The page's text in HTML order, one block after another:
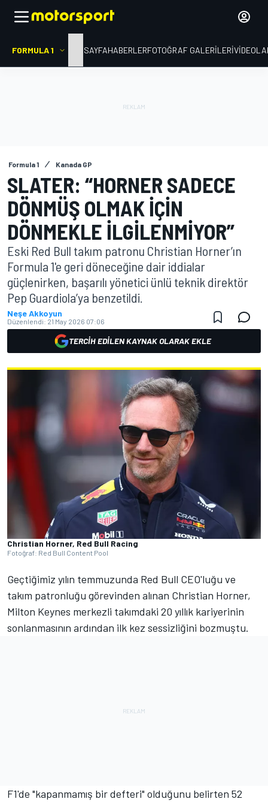
FORMULA 1 ANA SAYFAHABERLERFOTOĞRAF GALERILERI
Formula 1 Kanada GP
SLATER: “HORNER SADECE
DÖNMÜŞ OLMAK IÇIN
DÖNMEKLE ILGILENMIYOR”
Eski Red Bull takım patronu Christian Horner’ın
Formula 1'e geri döneceğine dair iddialar
güçlenirken, başarılı yönetici ünlü teknik direktör
Pep Guardiola’ya benzetildi.
Neşe Akkoyun
Düzenlendi: 21 May 2026 07:06
TERCIH EDILEN KAYNAK OLARAK EKLE
Christian Horner, Red Bull Racing
Fotoğraf: Red Bull Content Pool
Geçtiğimiz yılın temmuzunda Red Bull CEO'luğu ve
takım patronluğu görevinden alınan Christian Horner,
Milton Keynes merkezli takımdaki 20 yıllık kariyerinin
sonlanmasının ardından ilk kez sessizliğini bozmuştu.
F1'de "kapanmamış bir defteri" olduğunu belirten 52